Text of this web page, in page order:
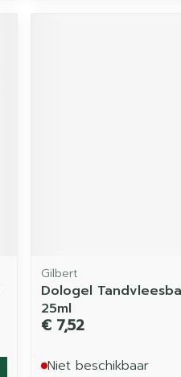
Gilbert
Dologel
25ml
€ 7,52
Niet beschikbaar